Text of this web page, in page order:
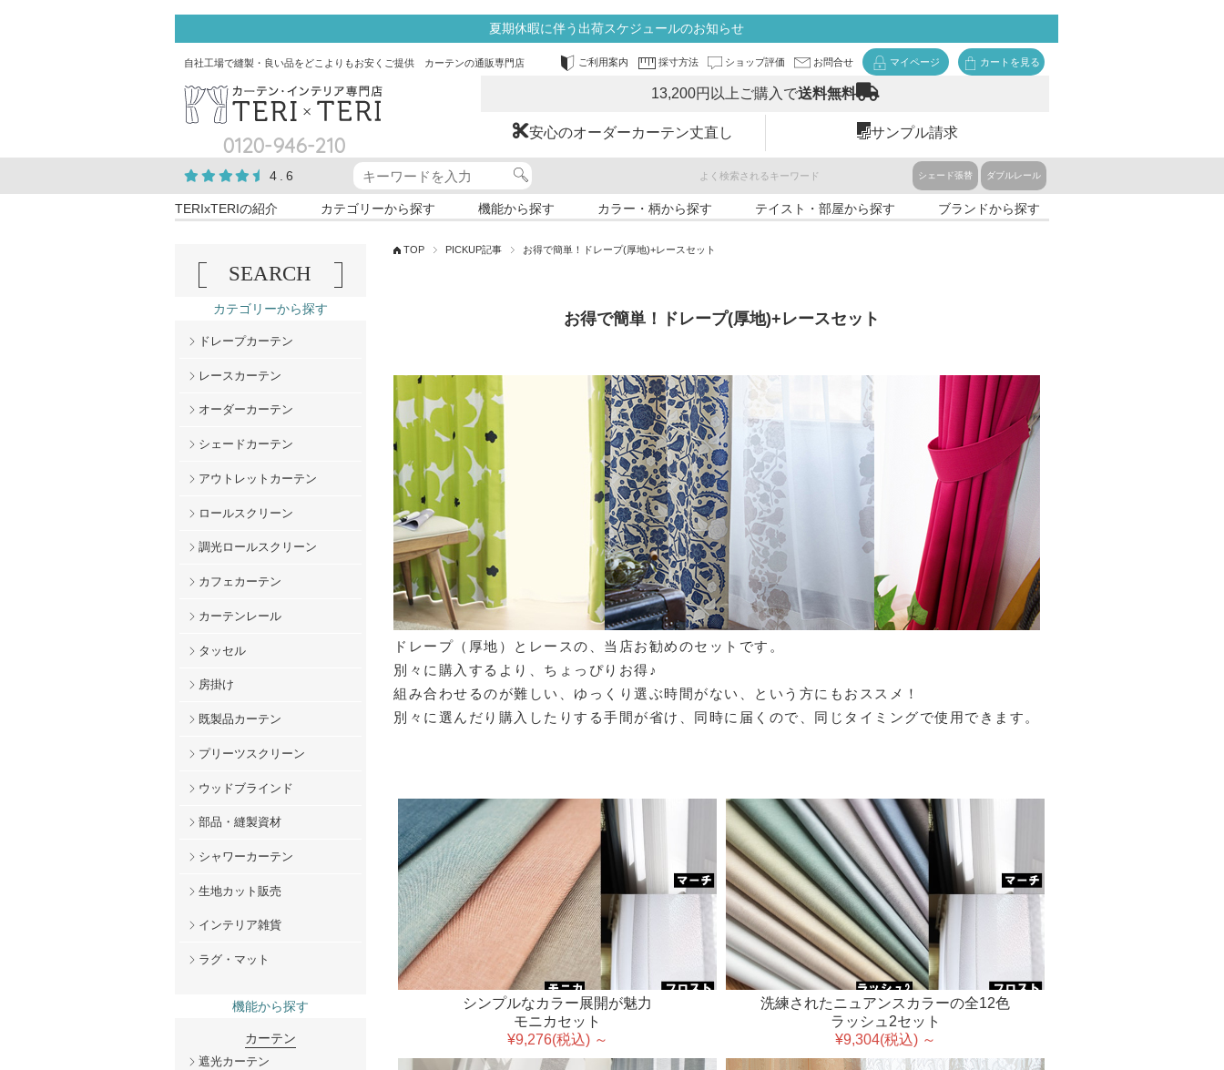
夏期休暇に伴う出荷スケジュールのお知らせ
自社工場で縫製・良い品をどこよりもお安くご提供 カーテンの通販専門店 ご利用案内 採寸方法 ショップ評価 お問合せ マイページ カートを見る
0120-946-210
13,200円以上ご購入で送料無料
安心のオーダーカーテン丈直し サンプル請求
4.6 よく検索されるキーワード シェード張替 ダブルレール
TERIxTERIの紹介 カテゴリーから探す 機能から探す カラー・柄から探す テイスト・部屋から探す ブランドから探す
TOP PICKUP記事 お得で簡単！ドレープ(厚地)+レースセット
お得で簡単！ドレープ(厚地)+レースセット
ドレープ（厚地）とレースの、当店お勧めのセットです。
別々に購入するより、ちょっぴりお得♪
組み合わせるのが難しい、ゆっくり選ぶ時間がない、という方にもおススメ！
別々に選んだり購入したりする手間が省け、同時に届くので、同じタイミングで使用できます。
シンプルなカラー展開が魅力
モニカセット
¥9,276(税込) ～
洗練されたニュアンスカラーの全12色
ラッシュ2セット
¥9,304(税込) ～
SEARCH
カテゴリーから探す
ドレープカーテン
レースカーテン
オーダーカーテン
シェードカーテン
アウトレットカーテン
ロールスクリーン
調光ロールスクリーン
カフェカーテン
カーテンレール
タッセル
房掛け
既製品カーテン
プリーツスクリーン
ウッドブラインド
部品・縫製資材
シャワーカーテン
生地カット販売
インテリア雑貨
ラグ・マット
機能から探す
カーテン
遮光カーテン